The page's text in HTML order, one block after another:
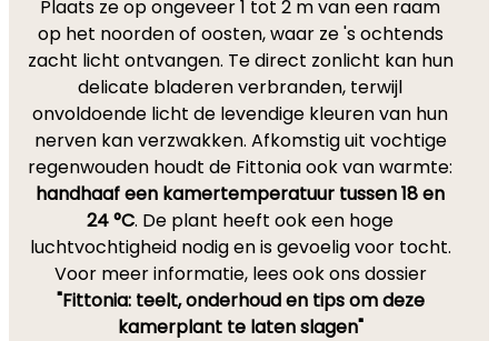
Plaats ze op ongeveer 1 tot 2 m van een raam
op het noorden of oosten, waar ze 's ochtends
zacht licht ontvangen. Te direct zonlicht kan hun
delicate bladeren verbranden, terwijl
onvoldoende licht de levendige kleuren van hun
nerven kan verzwakken. Afkomstig uit vochtige
regenwouden houdt de Fittonia ook van warmte:
handhaaf een kamertemperatuur tussen 18 en
24 °C. De plant heeft ook een hoge
luchtvochtigheid nodig en is gevoelig voor tocht.
Voor meer informatie, lees ook ons dossier
"Fittonia: teelt, onderhoud en tips om deze
kamerplant te laten slagen"